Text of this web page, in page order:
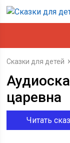
Сказки для детей
царевна
Читать